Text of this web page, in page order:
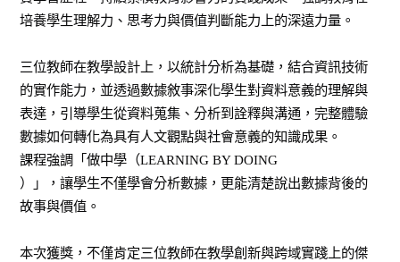
培養學生理解力、思考力與價值判斷能力上的深遠力量。
三位教師在教學設計上，以統計分析為基礎，結合資訊技術
的實作能力，並透過數據敘事深化學生對資料意義的理解與
表達，引導學生從資料蒐集、分析到詮釋與溝通，完整體驗
數據如何轉化為具有人文觀點與社會意義的知識成果。
課程強調「做中學（LEARNING BY DOING
）」，讓學生不僅學會分析數據，更能清楚說出數據背後的
故事與價值。
本次獲獎，不僅肯定三位教師在教學創新與跨域實踐上的傑